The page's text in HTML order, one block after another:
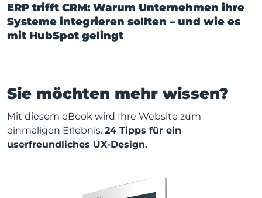
ERP trifft CRM: Warum Unternehmen ihre
Systeme integrieren sollten – und wie es
mit HubSpot gelingt
Sie möchten mehr wissen?
Mit diesem eBook wird Ihre Website zum
einmaligen Erlebnis. 24 Tipps für ein
userfreundliches UX-Design.